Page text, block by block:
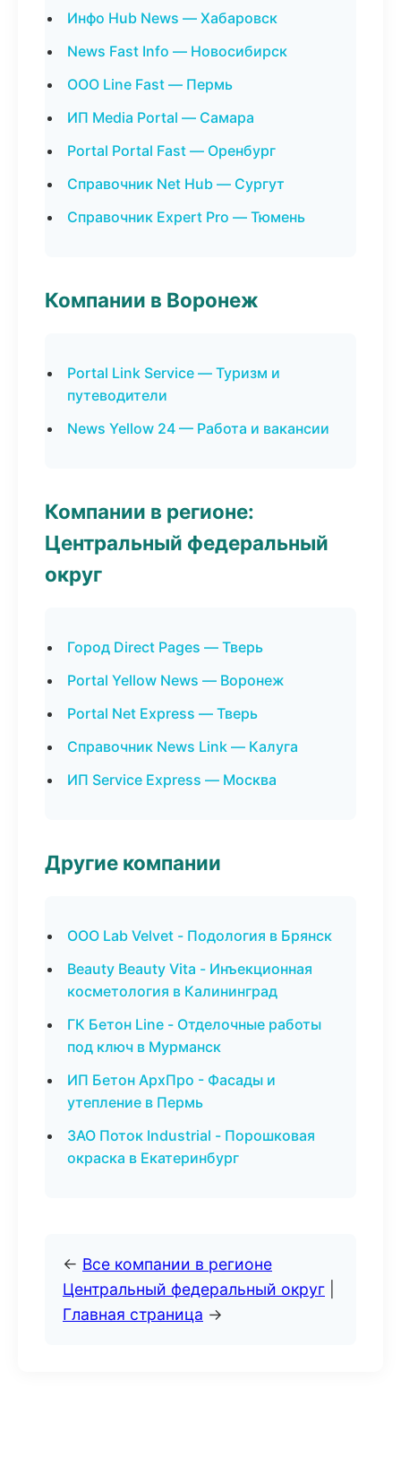
Инфо Hub News — Хабаровск
News Fast Info — Новосибирск
ООО Line Fast — Пермь
ИП Media Portal — Самара
Portal Portal Fast — Оренбург
Справочник Net Hub — Сургут
Справочник Expert Pro — Тюмень
Компании в Воронеж
Portal Link Service — Туризм и
путеводители
News Yellow 24 — Работа и вакансии
Компании в регионе:
Центральный федеральный
округ
Город Direct Pages — Тверь
Portal Yellow News — Воронеж
Portal Net Express — Тверь
Справочник News Link — Калуга
ИП Service Express — Москва
Другие компании
ООО Lab Velvet - Подология в Брянск
Beauty Beauty Vita - Инъекционная
косметология в Калининград
ГК Бетон Line - Отделочные работы
под ключ в Мурманск
ИП Бетон АрхПро - Фасады и
утепление в Пермь
ЗАО Поток Industrial - Порошковая
окраска в Екатеринбург
← Все компании в регионе
Центральный федеральный округ
Главная страница →